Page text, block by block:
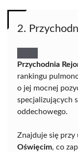
2.
Przychodnia
rankingu
o jej mocnej
specjalizujących
oddechowego.
Znajduje się przy
Oświęcim, co